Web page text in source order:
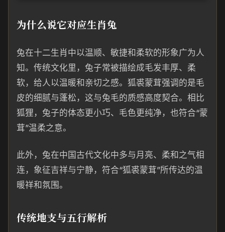
为什么说它对应生肖兔
兔在十二生肖中以温顺、敏捷和柔软的形象广为人
知。传统文化里，兔子常被描绘成毛发丰厚、柔
软，给人以温暖和亲切之感。狐裘蒙茸强调的是毛
皮的细腻与蓬松，这与兔毛的质感高度契合。相比
狐狸，兔子的体态更小巧、毛色更纯净，也符合“蒙
茸”温柔之意。
此外，兔在中国古代文化中多与月亮、柔和之气相
连，象征吉祥与宁静，符合“狐裘蒙茸”所传达的温
暖祥和氛围。
传统地支与五行解析